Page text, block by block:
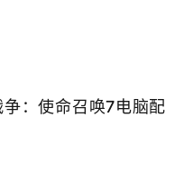
：使命召唤7电脑配